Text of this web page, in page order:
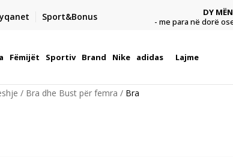
Sport&Bonus
në dorë ose me kartë pagese
DY
- me para në dorë
Fëmijët Sportiv Brand Nike adidas Lajme
Bra dhe Bust për femra Bra